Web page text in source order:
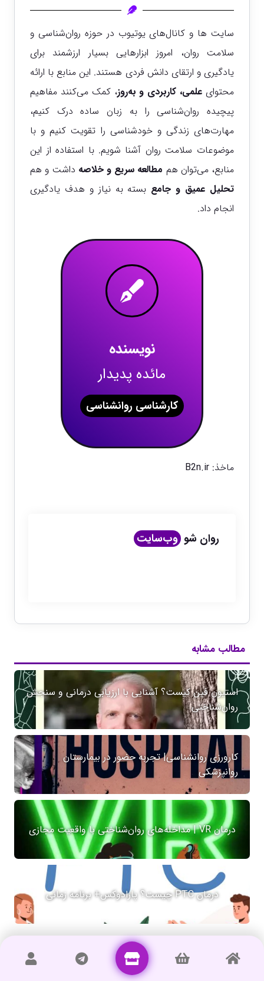
سایت ها و کانال‌های یوتیوب در حوزه روان‌شناسی و
سلامت روان، امروز ابزارهایی بسیار ارزشمند برای
یادگیری و ارتقای دانش فردی هستند. این منابع با ارائه
محتوای علمی، کاربردی و به‌روز، کمک می‌کنند مفاهیم
پیچیده روان‌شناسی را به زبان ساده درک کنیم،
مهارت‌های زندگی و خودشناسی را تقویت کنیم و با
موضوعات سلامت روان آشنا شویم. با استفاده از این
منابع، می‌توان هم مطالعه سریع و خلاصه داشت و هم
تحلیل عمیق و جامع بسته به نیاز و هدف یادگیری
انجام داد.
نویسنده
مائده پدیدار
کارشناسی روانشناسی
ماخذ:B2n.ir
روان شو وب‌سایت
مطالب مشابه
استیون فین کیست؟ آشنایی با ارزیابی درمانی و سنجش
روان‌شناختی
کارورزی روانشناسی| تجربه حضور در بیمارستان
روانپزشکی
درمان VR | مداخله‌های روان‌شناختی با واقعیت مجازی
درمان PTC چیست؟ پارادوکس+ برنامه زمانی
دیدگاهتان را بنویسید